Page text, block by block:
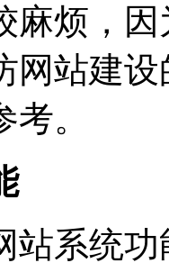
麻烦，
网站建
。
站系统